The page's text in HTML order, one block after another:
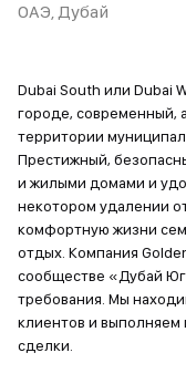
ОАЭ,Дубай
Dubai South или Dubai
городе, современный,
территории
Престижный,
и жилыми домами и
некотором удалении
комфортную жизни
отдых. Компания
сообществе «Дубай
требования. Мы
клиентов и
сделки.